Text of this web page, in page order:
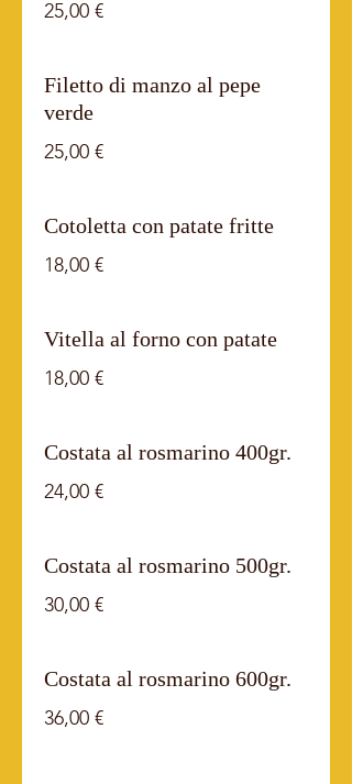
25,00 €
Filetto di manzo al pepe
verde
25,00 €
Cotoletta con patate fritte
18,00 €
Vitella al forno con patate
18,00 €
Costata al rosmarino 400gr.
24,00 €
Costata al rosmarino 500gr.
30,00 €
Costata al rosmarino 600gr.
36,00 €